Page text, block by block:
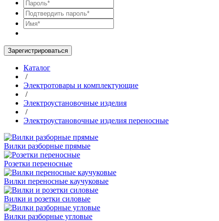
Зарегистрироваться
Каталог
/
Электротовары и комплектующие
/
Электроустановочные изделия
/
Электроустановочные изделия переносные
Вилки разборные прямые
Розетки переносные
Вилки переносные каучуковые
Вилки и розетки силовые
Вилки разборные угловые